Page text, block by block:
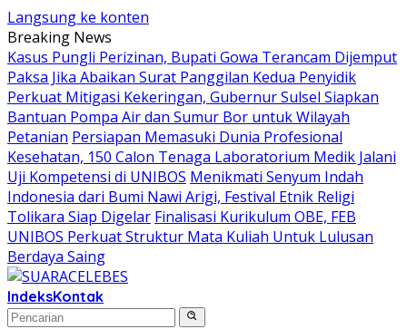
Langsung ke konten
Breaking News
Kasus Pungli Perizinan, Bupati Gowa Terancam Dijemput
Paksa Jika Abaikan Surat Panggilan Kedua Penyidik
Perkuat Mitigasi Kekeringan, Gubernur Sulsel Siapkan
Bantuan Pompa Air dan Sumur Bor untuk Wilayah
Petanian Persiapan Memasuki Dunia Profesional
Kesehatan, 150 Calon Tenaga Laboratorium Medik Jalani
Uji Kompetensi di UNIBOS Menikmati Senyum Indah
Indonesia dari Bumi Nawi Arigi, Festival Etnik Religi
Tolikara Siap Digelar Finalisasi Kurikulum OBE, FEB
UNIBOS Perkuat Struktur Mata Kuliah Untuk Lulusan
Berdaya Saing
IndeksKontak